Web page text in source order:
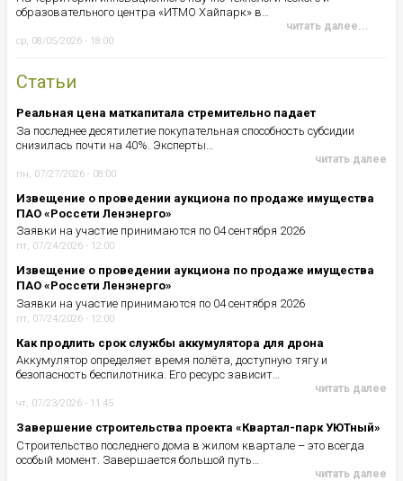
образовательного центра «ИТМО Хайпарк» в…
читать далее...
ср, 08/05/2026 - 18:00
Статьи
Реальная цена маткапитала стремительно падает
За последнее десятилетие покупательная способность субсидии
снизилась почти на 40%. Эксперты…
читать далее
пн, 07/27/2026 - 08:00
Извещение о проведении аукциона по продаже имущества
ПАО «Россети Ленэнерго»
Заявки на участие принимаются по 04 сентября 2026
пт, 07/24/2026 - 12:00
Извещение о проведении аукциона по продаже имущества
ПАО «Россети Ленэнерго»
Заявки на участие принимаются по 04 сентября 2026
пт, 07/24/2026 - 12:00
Как продлить срок службы аккумулятора для дрона
Аккумулятор определяет время полёта, доступную тягу и
безопасность беспилотника. Его ресурс зависит…
читать далее
чт, 07/23/2026 - 11:45
Завершение строительства проекта «Квартал-парк УЮТный»
Строительство последнего дома в жилом квартале – это всегда
особый момент. Завершается большой путь…
читать далее